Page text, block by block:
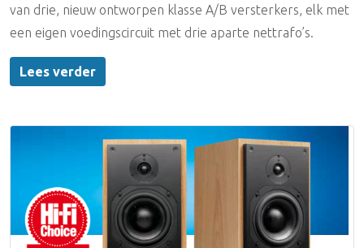
van drie, nieuw ontworpen klasse A/B versterkers, elk met
een eigen voedingscircuit met drie aparte nettrafo’s.
Lees verder